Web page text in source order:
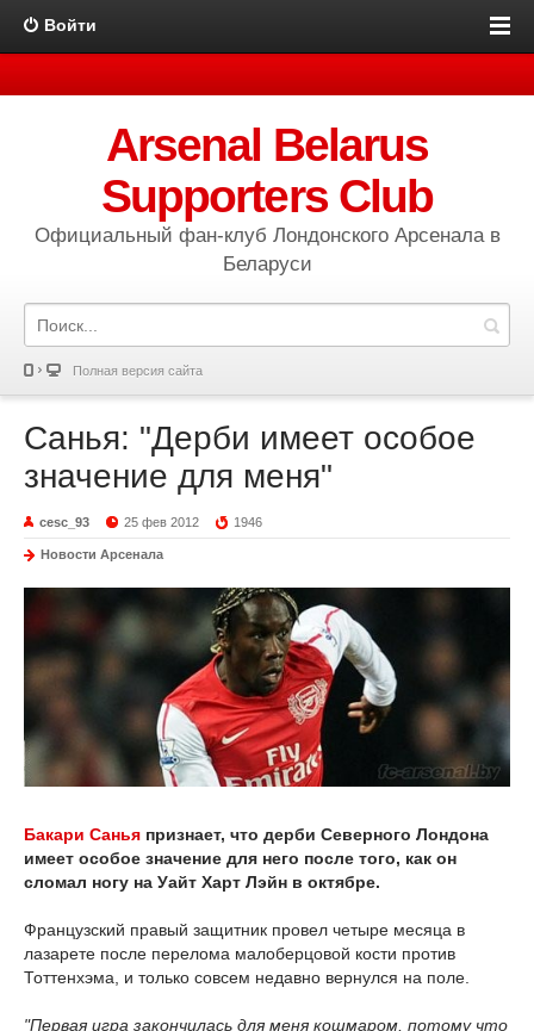
Войти
Arsenal Belarus
Supporters Club
Официальный фан-клуб Лондонского Арсенала в
Беларуси
Полная версия сайта
Санья: "Дерби имеет особое
значение для меня"
cesc_93 25 фев 2012 1946
Новости Арсенала
Бакари Санья признает, что дерби Северного Лондона
имеет особое значение для него после того, как он
сломал ногу на Уайт Харт Лэйн в октябре.
Французский правый защитник провел четыре месяца в
лазарете после перелома малоберцовой кости против
Тоттенхэма, и только совсем недавно вернулся на поле.
"Первая игра закончилась для меня кошмаром, потому что